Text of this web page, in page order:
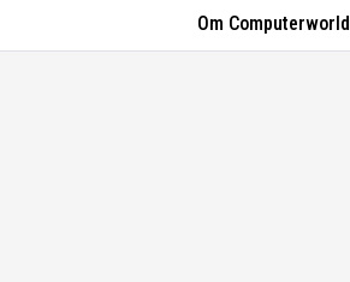
Om Computerworld